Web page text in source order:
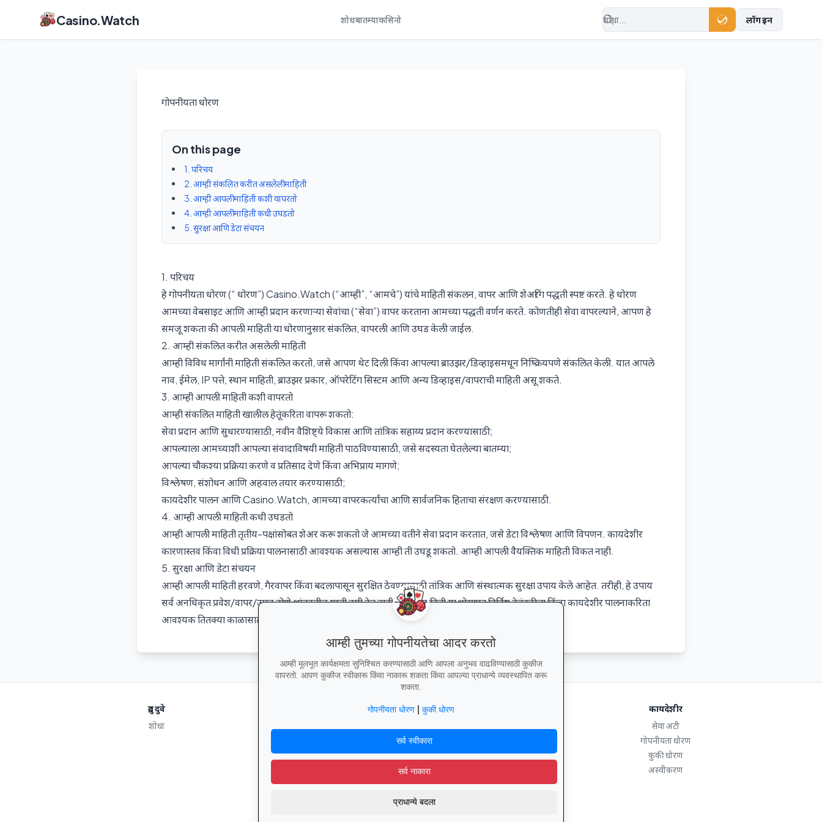
Casino.Watch शोधबातम्याकसिनो लॉग इन
गोपनीयता धोरण
On this page
1. परिचय
2. आम्ही संकलित करीत असलेली माहिती
3. आम्ही आपली माहिती कशी वापरतो
4. आम्ही आपली माहिती कधी उघडतो
5. सुरक्षा आणि डेटा संचयन
1. परिचय
हे गोपनीयता धोरण (“ धोरण”) Casino.Watch (“आम्ही”, “आमचे”) यांचे माहिती संकलन, वापर आणि शेअरिंग पद्धती स्पष्ट करते. हे धोरण
आमच्या वेबसाइट आणि आम्ही प्रदान करणार्‍या सेवांचा (“सेवा”) वापर करताना आमच्या पद्धती वर्णन करते. कोणतीही सेवा वापरल्याने, आपण हे
समजू शकता की आपली माहिती या धोरणानुसार संकलित, वापरली आणि उघड केली जाईल.
2. आम्ही संकलित करीत असलेली माहिती
आम्ही विविध मार्गांनी माहिती संकलित करतो, जसे आपण थेट दिली किंवा आपल्या ब्राउझर/डिव्हाइसमधून निष्क्रियपणे संकलित केली. यात आपले
नाव, ईमेल, IP पत्ते, स्थान माहिती, ब्राउझर प्रकार, ऑपरेटिंग सिस्टम आणि अन्य डिव्हाइस/वापराची माहिती असू शकते.
3. आम्ही आपली माहिती कशी वापरतो
आम्ही संकलित माहिती खालील हेतूंकरिता वापरू शकतो:
सेवा प्रदान आणि सुधारण्यासाठी, नवीन वैशिष्ट्ये विकास आणि तांत्रिक सहाय्य प्रदान करण्यासाठी;
आपल्याला आमच्याशी आपल्या संवादाविषयी माहिती पाठविण्यासाठी, जसे सदस्यता घेतलेल्या बातम्या;
आपल्या चौकश्या प्रक्रिया करणे व प्रतिसाद देणे किंवा अभिप्राय मागणे;
विश्लेषण, संशोधन आणि अहवाल तयार करण्यासाठी;
कायदेशीर पालन आणि Casino.Watch, आमच्या वापरकर्त्यांचा आणि सार्वजनिक हिताचा संरक्षण करण्यासाठी.
4. आम्ही आपली माहिती कधी उघडतो
आम्ही आपली माहिती तृतीय-पक्षांसोबत शेअर करू शकतो जे आमच्या वतीने सेवा प्रदान करतात, जसे डेटा विश्लेषण आणि विपणन. कायदेशीर
कारणास्तव किंवा विधी प्रक्रिया पालनासाठी आवश्यक असल्यास आम्ही ती उघडू शकतो. आम्ही आपली वैयक्तिक माहिती विकत नाही.
5. सुरक्षा आणि डेटा संचयन
आम्ही आपली माहिती हरवणे, गैरवापर किंवा बदलापासून सुरक्षित ठेवण्यासाठी तांत्रिक आणि संस्थात्मक सुरक्षा उपाय केले आहेत. तरीही, हे उपाय
सर्व अनधिकृत प्रवेश/वापर/उघड होणे थांबवतील याची हमी देत नाही. आम्ही माहिती या धोरणात निर्दिष्ट हेतूंकरिता किंवा कायदेशीर पालनाकरिता
आवश्यक तितक्या काळासाठी ठेवतो.
द्रुत दुवे
शोधा
अधिक एक्सप्लोर करा
सर्व भाषा
कायदेशीर
सेवा अटी
गोपनीयता धोरण
कुकी धोरण
अस्वीकरण
© 2026 Casino.Watch. सर्व हक्क राखीव.
आम्ही तुमच्या गोपनीयतेचा आदर करतो
आम्ही मूलभूत कार्यक्षमता सुनिश्चित करण्यासाठी आणि आपला अनुभव वाढविण्यासाठी कुकीज
वापरतो. आपण कुकीज स्वीकारू किंवा नाकारू शकता किंवा आपल्या प्राधान्ये व्यवस्थापित करू
शकता.
गोपनीयता धोरण कुकी धोरण
सर्व स्वीकारा
सर्व नाकारा
प्राधान्ये बदला